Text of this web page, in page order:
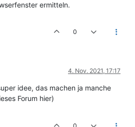
ermitteln.
0
4. Nov. 2021, 17:17
idee, das machen ja manche
Forum hier)